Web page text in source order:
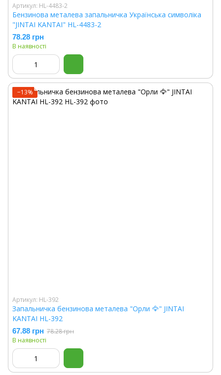
Артикул: HL-4483-2
Бензинова металева запальничка Українська символіка
"JINTAI KANTAI" HL-4483-2
78.28 грн
В наявності
−13%
Артикул: HL-392
Запальничка бензинова металева "Орли 🦅" JINTAI
KANTAI HL-392
67.88 грн 78.28 грн
В наявності